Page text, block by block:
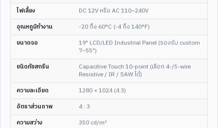
1/4
21.5" FULL HD
21.5" IP65 Waterproof Wall
Mount Rugged Touch Screen
Panel PC — Standard
Industrial
ดูสเปกเต็ม
3
FULL HD
1000-1500 NITS
21.5" High-Brightness FHD
All-in-One Touch Panel PC —
IP65/66/67/68 Multi-Rating,
ไฟเลี้ยง
DC 12V หรือ AC 110–240V
อุณหภูมิทำงาน
-20 ถึง 60°C (-4 ถึง 140°F)
ขนาดจอ
19" LCD/LED Industrial Panel (รองรับ custom
7–55")
ชนิดทัชสกรีน
Capacitive Touch 10-point (เลือก 4-/5-wire
Resistive / IR / SAW ได้)
ความละเอียด
1280 × 1024 (4:3)
อัตราส่วนภาพ
4 : 3
ความสว่าง
350 cd/m²